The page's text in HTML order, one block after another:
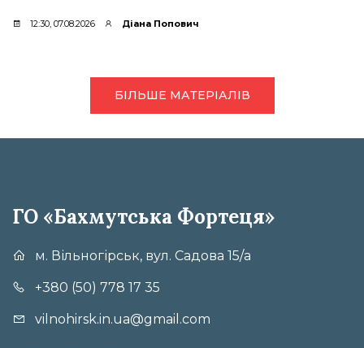
12:30, 07.08.2026 Діана Попович
БІЛЬШЕ МАТЕРІАЛІВ
ГО «Бахмутська Фортеця»
м. Вільногірськ, вул. Садова 15/а
+380 (50) 778 17 35
vilnohirsk.in.ua@gmail.com